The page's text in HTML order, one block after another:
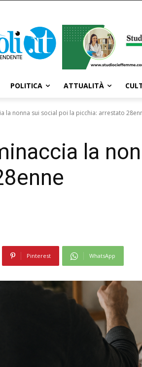
POLITICA ATTUALITÀ
la nonna sui social poi la picchia: arrestato
la
Pinterest WhatsApp